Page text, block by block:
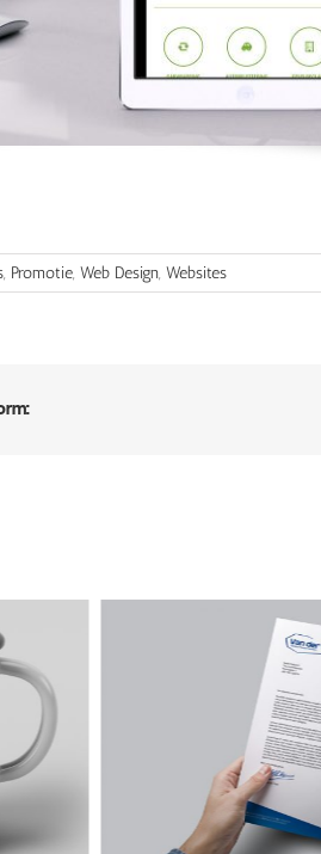
, Promotie, Web Design, Websites